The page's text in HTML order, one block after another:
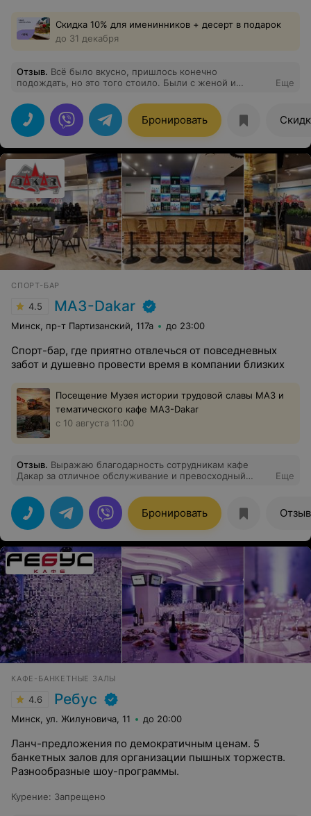
Скидка 10% для именинников + десерт в подарок
до 31 декабря
Отзыв. Всё было вкусно, пришлось конечно
подождать, но это того стоило. Были с женой и
помогала с выбором, обслуживанием остались очень
довольны! В целом остались хорошие впечатления.
Еще
Бронировать
СПОРТ-БАР
4.5 МАЗ-Dakar
Минск, пр-т Партизанский, 117а до 23:00
Спорт-бар, где приятно отвлечься от повседневных
забот и душевно провести время в компании близких
Посещение Музея истории трудовой славы МАЗ и
тематического кафе МАЗ-Dakar
с 10 августа 11:00
Отзыв. Выражаю благодарность сотрудникам кафе
Дакар за отличное обслуживание и превосходный
великолепный подход.
Еще
Бронировать
КАФЕ-БАНКЕТНЫЕ ЗАЛЫ
4.6 Ребус
Минск, ул. Жилуновича, 11 до 20:00
Ланч-предложения по демократичным ценам. 5
банкетных залов для организации пышных торжеств.
Разнообразные шоу-программы.
Курение: Запрещено